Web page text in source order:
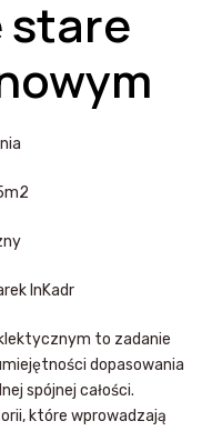
stare
InKadr
to zadanie
dopasowania
spójnej całości.
które wprowadzają